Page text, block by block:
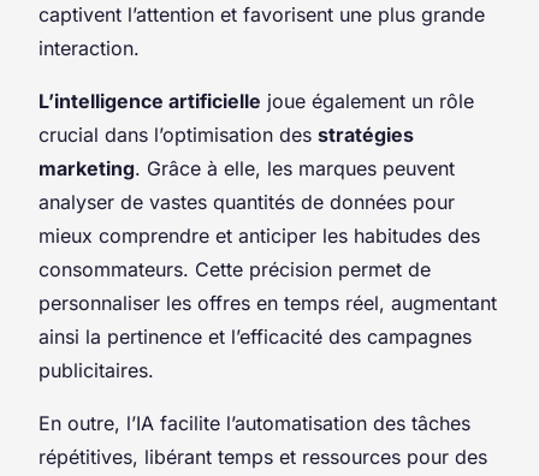
captivent l’attention et favorisent une plus grande
interaction.
L’intelligence artificielle joue également un rôle
crucial dans l’optimisation des stratégies
marketing. Grâce à elle, les marques peuvent
analyser de vastes quantités de données pour
mieux comprendre et anticiper les habitudes des
consommateurs. Cette précision permet de
personnaliser les offres en temps réel, augmentant
ainsi la pertinence et l’efficacité des campagnes
publicitaires.
En outre, l’IA facilite l’automatisation des tâches
répétitives, libérant temps et ressources pour des